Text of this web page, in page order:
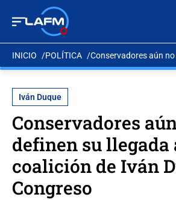
INICIO POLÍTICA Conservadores aún
Iván Duque
Conservadores
definen su llegada
coalición de Iván
Congreso